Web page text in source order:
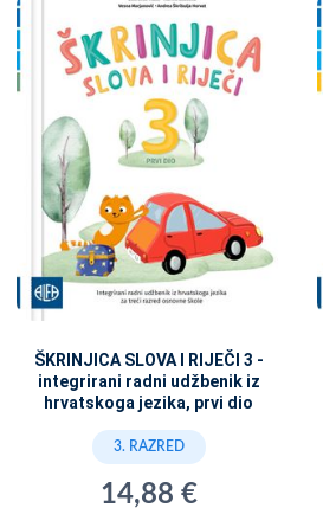
ŠKRINJICA SLOVA I RIJEČI 3 -
integrirani radni udžbenik iz
hrvatskoga jezika, prvi dio
3. RAZRED
14,88 €